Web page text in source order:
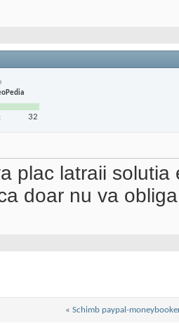
32
plac latraii
doar nu va
« Schimb paypal-